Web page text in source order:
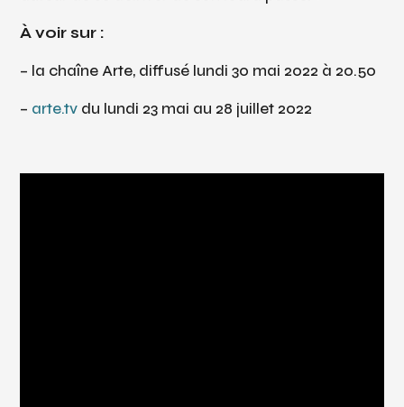
À voir sur :
– la chaîne Arte, diffusé lundi 30 mai 2022 à 20.50
– arte.tv du lundi 23 mai au 28 juillet 2022